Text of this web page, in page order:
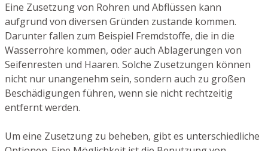
Eine Zusetzung von Rohren und Abflüssen kann
aufgrund von diversen Gründen zustande kommen.
Darunter fallen zum Beispiel Fremdstoffe, die in die
Wasserrohre kommen, oder auch Ablagerungen von
Seifenresten und Haaren. Solche Zusetzungen können
nicht nur unangenehm sein, sondern auch zu großen
Beschädigungen führen, wenn sie nicht rechtzeitig
entfernt werden.
Um eine Zusetzung zu beheben, gibt es unterschiedliche